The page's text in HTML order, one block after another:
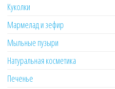
Куколки
Мармелад и зефир
Мыльные пузыри
Натуральная косметика
Печенье